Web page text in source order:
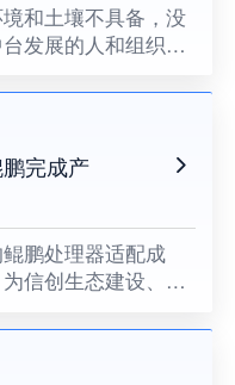
和土壤不具备，没
发展的人和组织提
完成产
鹏处理器适配成
信创生态建设、关